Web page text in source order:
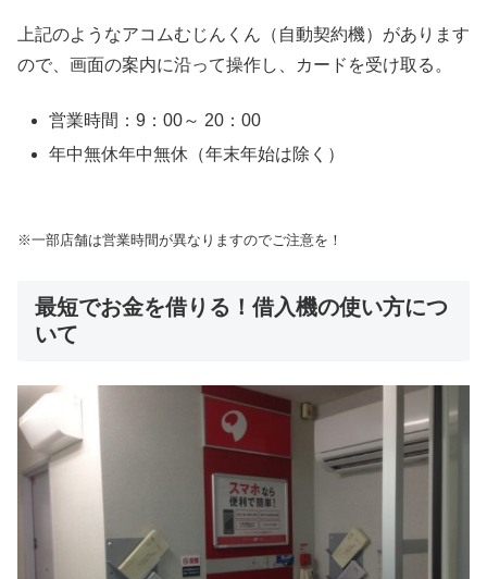
上記のようなアコムむじんくん（自動契約機）があります
ので、画面の案内に沿って操作し、カードを受け取る。
営業時間：9：00～ 20：00
年中無休年中無休（年末年始は除く）
※一部店舗は営業時間が異なりますのでご注意を！
最短でお金を借りる！借入機の使い方につ
いて